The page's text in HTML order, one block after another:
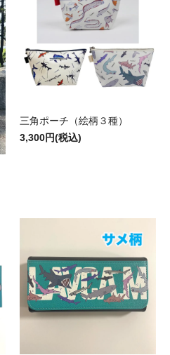
三角ポーチ（絵柄３種）
3,300円(税込)